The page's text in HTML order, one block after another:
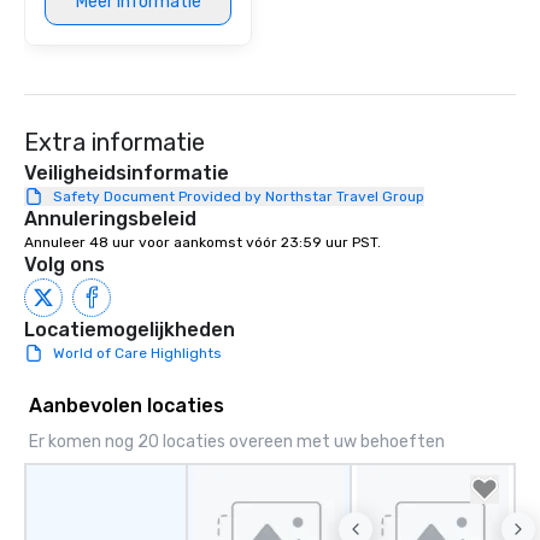
Extra informatie
Veiligheidsinformatie
Safety Document Provided by Northstar Travel Group
Annuleringsbeleid
Annuleer 48 uur voor aankomst vóór 23:59 uur PST.
Volg ons
Locatiemogelijkheden
World of Care Highlights
Aanbevolen locaties
Er komen nog 20 locaties overeen met uw behoeften